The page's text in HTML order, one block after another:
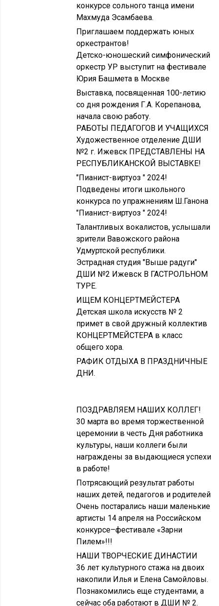
конкурсе сольного танца имени
Махмуда Эсамбаева.
Приглашаем поддержать юных
оркестрантов!
Детско-юношеский симфонический
оркестр УР выступит на фестивале
Юрия Башмета в Москве
Выставка, посвященная 100-летию
со дня рождения Г.А. Корепанова,
начала свою работу.
РАБОТЫ ПЕДАГОГОВ И УЧАЩИХСЯ
Художественное отделение ДШИ
№2 г. Ижевск ПРЕДСТАВЛЕНЫ НА
РЕСПУБЛИКАНСКОЙ ВЫСТАВКЕ!
"Пианист-виртуоз " 2024!
Подведены итоги школьного
конкурса по упражнениям Ш.Ганона
"Пианист-виртуоз " 2024!
Талантливых вокалистов, услышали
зрители Вавожского района
Удмуртской республики.
Эстрадная студия "Выше радуги"
ДШИ №2 Ижевск В ГАСТРОЛЬНОМ
ТУРЕ.
ИЩЕМ КОНЦЕРТМЕЙСТЕРА
Детская школа искусств № 2
примет в свой дружный коллектив
КОНЦЕРТМЕЙСТЕРА в класс
общего хора.
РАФИК ОТДЫХА В ПРАЗДНИЧНЫЕ
ДНИ.
ПОЗДРАВЛЯЕМ НАШИХ КОЛЛЕГ!
30 марта во время торжественной
церемонии в честь Дня работника
культуры, наши коллеги были
награждены за выдающиеся успехи
в работе!
Потрясающий результат работы
наших детей, педагогов и родителей
Очень постарались наши маленькие
артисты 14 апреля на Российском
конкурсе–фестивале «Зарни
Пилем»!!!
НАШИ ТВОРЧЕСКИЕ ДИНАСТИИ
36 лет культурного стажа на двоих
накопили Илья и Елена Самойловы.
Познакомились еще студентами, а
сейчас оба работают в ДШИ № 2.